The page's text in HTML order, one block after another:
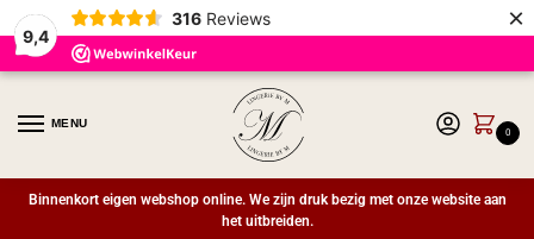
9,4
316 Reviews ×
MENU
0
Binnenkort eigen webshop online. We zijn druk bezig met onze website aan
het uitbreiden.